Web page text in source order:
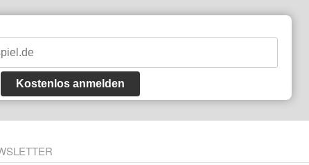
Kostenlos anmelden